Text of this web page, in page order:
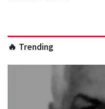
🔥 Trending